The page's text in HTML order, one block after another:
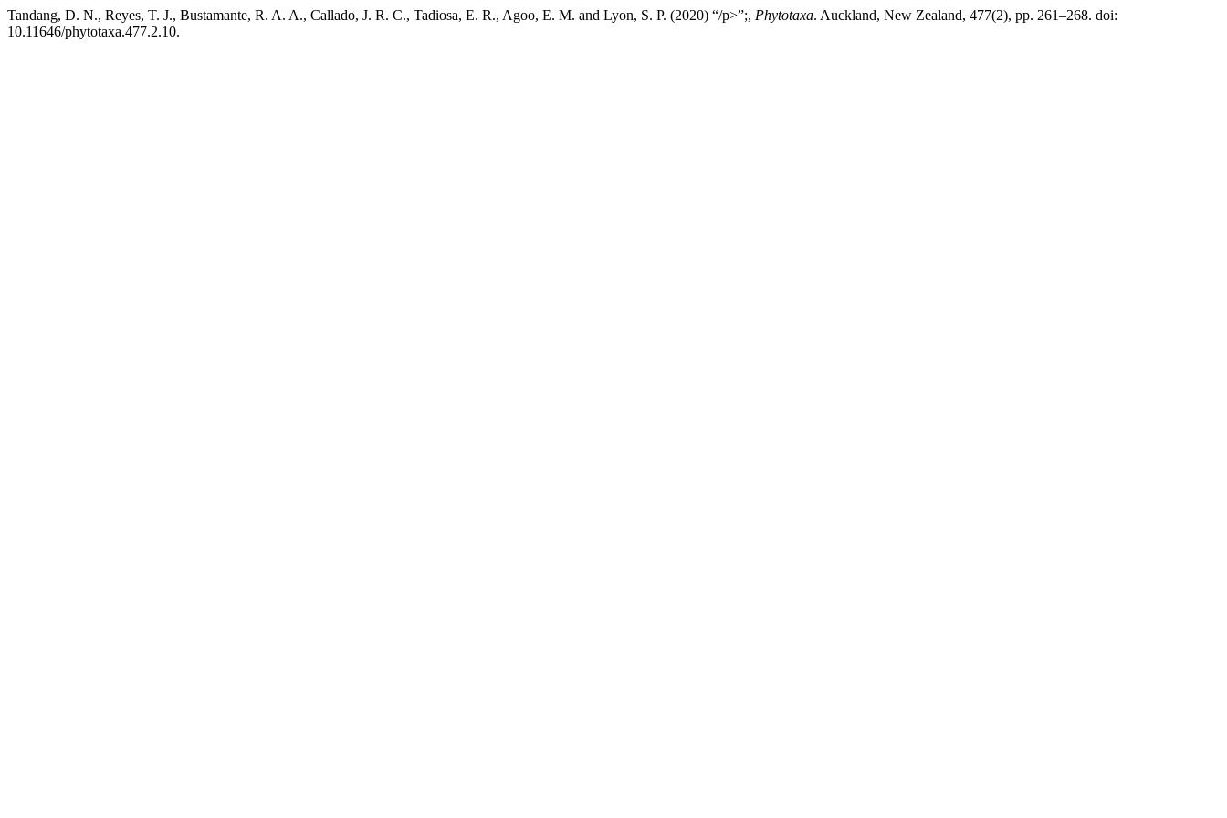
Tandang, D. N., Reyes, T. J., Bustamante, R. A. A., Callado, J. R. C., Tadiosa, E. R., Agoo, E. M. and Lyon, S. P. (2020) “/p>”;, Phytotaxa. Auckland, New Zealand, 477(2), pp. 261–268. doi:
10.11646/phytotaxa.477.2.10.